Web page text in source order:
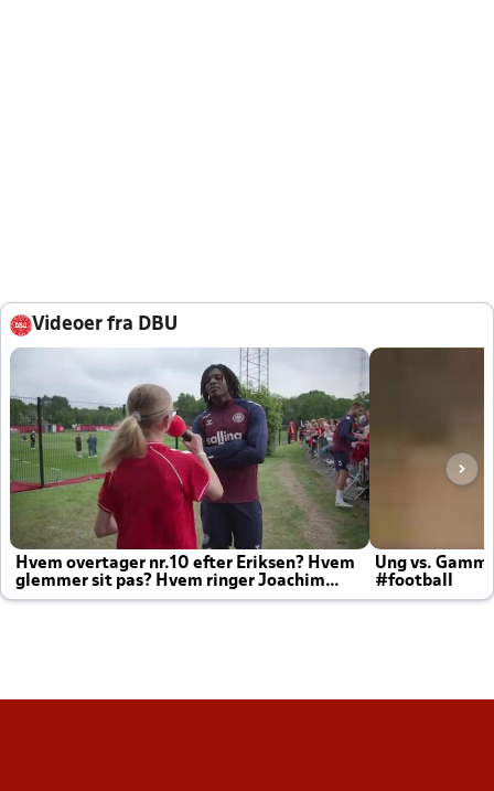
Videoer fra DBU
Hvem overtager nr.10 efter Eriksen? Hvem
glemmer sit pas? Hvem ringer Joachim
altid til efter kampe?
Ung vs.
#football